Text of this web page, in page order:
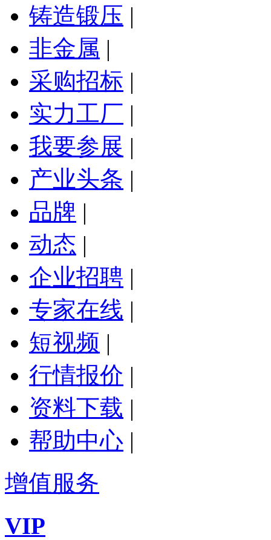
铸造锻压 |
非金属 |
采购招标 |
实力工厂 |
我要参展 |
产业头条 |
品牌 |
动态 |
企业招聘 |
专家在线 |
短视频 |
行情报价 |
资料下载 |
帮助中心 |
增值服务
VIP